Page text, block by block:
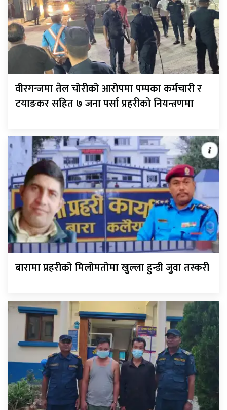
वीरगन्जमा तेल चोरीको आरोपमा पम्पका कर्मचारी र
टयाङकर सहित ७ जना पर्सा प्रहरीको नियन्त्रणमा
बारामा प्रहरीको मिलोमतोमा खुल्ला हुन्डी जुवा तस्करी